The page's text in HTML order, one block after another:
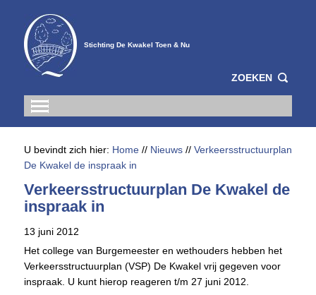
Stichting De Kwakel Toen & Nu
ZOEKEN
U bevindt zich hier: Home// Nieuws// Verkeersstructuurplan
De Kwakel de inspraak in
Verkeersstructuurplan De Kwakel de
inspraak in
13 juni 2012
Het college van Burgemeester en wethouders hebben het
Verkeersstructuurplan (VSP) De Kwakel vrij gegeven voor
inspraak. U kunt hierop reageren t/m 27 juni 2012.